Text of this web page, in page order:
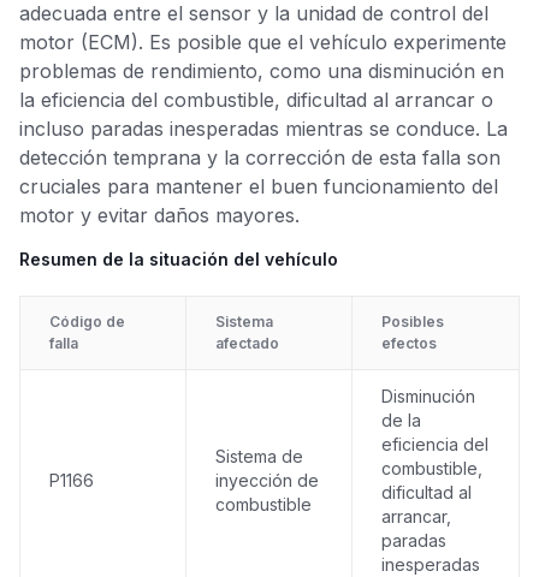
adecuada entre el sensor y la unidad de control del
motor (ECM). Es posible que el vehículo experimente
problemas de rendimiento, como una disminución en
la eficiencia del combustible, dificultad al arrancar o
incluso paradas inesperadas mientras se conduce. La
detección temprana y la corrección de esta falla son
cruciales para mantener el buen funcionamiento del
motor y evitar daños mayores.
Resumen de la situación del vehículo
Código de
falla
Sistema
afectado
Posibles
efectos
P1166
Sistema de
inyección de
combustible
Disminución
de la
eficiencia del
combustible,
dificultad al
arrancar,
paradas
inesperadas